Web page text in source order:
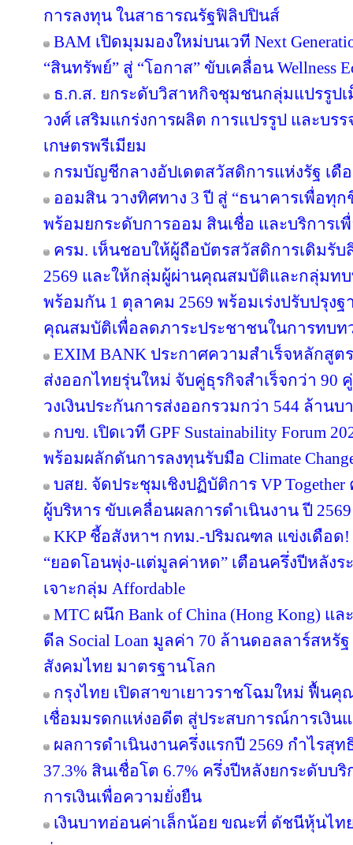
การลงทุน ในสาธารณรัฐฟิลิปปินส์
BAM เปิดมุมมองใหม่บนเวที Next
“สินทรัพย์” สู่ “โอกาส” ขับเคลื่อน Wellness
ธ.ก.ส. ยกระดับวิสาหกิจชุมชนกลุ่มแปรรูป
วงศ์ เสริมแกร่งการผลิต การแปรรูป และบ
เกษตรพรีเมียม
กรมบัญชีกลางอัปเดตสวัสดิการแห่งรัฐ เดื
ออมสิน วางทิศทาง 3 ปี สู่ “ธนาคารเพื่อทุ
พร้อมยกระดับการออม สินเชื่อ และบริการเ
ครม. เห็นชอบให้ผู้ถือบัตรสวัสดิการเดิมรับ
2569 และให้กลุ่มผู้ผ่านคุณสมบัติและกลุ่มท
พร้อมกัน 1 ตุลาคม 2569 พร้อมเร่งปรับปรุง
คุณสมบัติเพื่อลดภาระประชาชนในการทบท
EXIM BANK ประกาศความสำเร็จหลักสู
ส่งออกไทยรุ่นใหม่ จับคู่ธุรกิจสำเร็จกว่า 90
วงเงินประกันการส่งออกรวมกว่า 544 ล้านบ
กบข. เปิดเวที GPF Sustainability Forum
พร้อมผลักดันการลงทุนรับมือ Climate
บสย. จัดประชุมเชิงปฏิบัติการ VP
ผู้บริหาร ขับเคลื่อนผลการดำเนินงาน ปี 2569
KKP ชี้อสังหาฯ กทม.-ปริมณฑล แข่งเดือด
“ยอดโอนพุ่ง-แต่มูลค่าหด” เตือนครึ่งปีหลัง
เจาะกลุ่ม Affordable
MTC ผนึก Bank of China (Hong Kong) แล
ดีล Social Loan มูลค่า 70 ล้านดอลลาร์สห
สังคมไทย มาตรฐานโลก
กรุงไทย เปิดสาขาเยาวราชโฉมใหม่ ฟื้น
เชื่อมมรดกแห่งอดีต สู่ประสบการณ์การเงิน
ผลการดำเนินงานครึ่งแรกปี 2569 กำไรสุท
37.3% สินเชื่อโต 6.7% ครึ่งปีหลังยกระดับบ
การเงินเพื่อความยั่งยืน
เงินบาทอ่อนค่าเล็กน้อย ขณะที่ ดัชนีหุ้นไท